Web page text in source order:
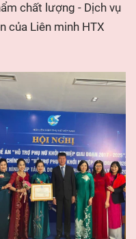
chất lượng - Dịch vụ
của Liên minh HTX